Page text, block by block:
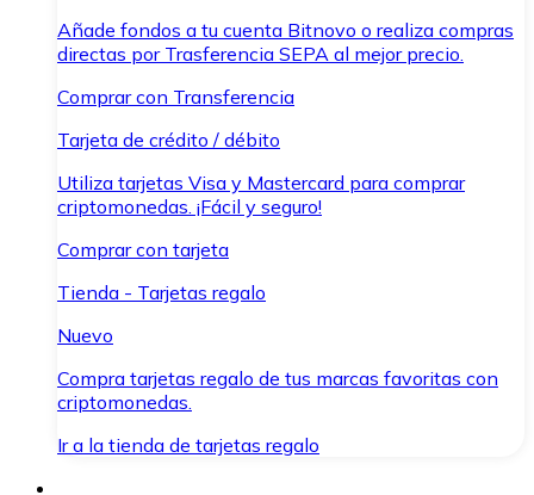
Añade fondos a tu cuenta Bitnovo o realiza compras
directas por Trasferencia SEPA al mejor precio.
Comprar con Transferencia
Tarjeta de crédito / débito
Utiliza tarjetas Visa y Mastercard para comprar
criptomonedas. ¡Fácil y seguro!
Comprar con tarjeta
Tienda - Tarjetas regalo
Nuevo
Compra tarjetas regalo de tus marcas favoritas con
criptomonedas.
Ir a la tienda de tarjetas regalo